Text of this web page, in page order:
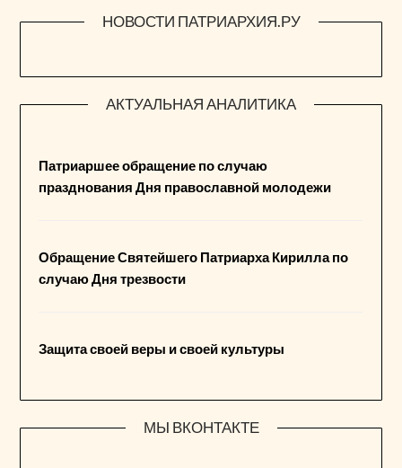
НОВОСТИ ПАТРИАРХИЯ.РУ
АКТУАЛЬНАЯ АНАЛИТИКА
Патриаршее обращение по случаю
празднования Дня православной молодежи
Обращение Святейшего Патриарха Кирилла по
случаю Дня трезвости
Защита своей веры и своей культуры
МЫ ВКОНТАКТЕ